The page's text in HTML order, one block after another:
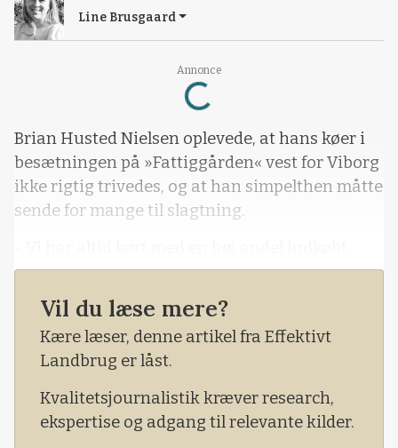
Annonce
Loading...
Line Brusgaard
Brian Husted Nielsen oplevede, at hans køer i
besætningen på »Fattiggården« vest for Viborg
ikke rigtig trivedes, og at han simpelthen måtte
sende for mange til slagtning.
foder og en høj ydelse, fortæller Brian Husted
Nielsen.
Der blev anvendt 60 procent indkøbt foder og
40 procent grovfoder på bedriften.
Vil du læse mere?
Kære læser, denne artikel fra Effektivt
Landbrug er låst.
Kvalitetsjournalistik kræver research,
ekspertise og adgang til relevante kilder.